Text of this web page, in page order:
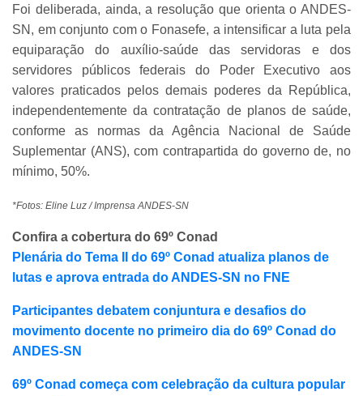
Foi deliberada, ainda, a resolução que orienta o ANDES-
SN, em conjunto com o Fonasefe, a intensificar a luta pela
equiparação do auxílio-saúde das servidoras e dos
servidores públicos federais do Poder Executivo aos
valores praticados pelos demais poderes da República,
independentemente da contratação de planos de saúde,
conforme as normas da Agência Nacional de Saúde
Suplementar (ANS), com contrapartida do governo de, no
mínimo, 50%.
*Fotos: Eline Luz / Imprensa ANDES-SN
Confira a cobertura do 69º Conad
Plenária do Tema II do 69º Conad atualiza planos de
lutas e aprova entrada do ANDES-SN no FNE
Participantes debatem conjuntura e desafios do
movimento docente no primeiro dia do 69º Conad do
ANDES-SN
69º Conad começa com celebração da cultura popular